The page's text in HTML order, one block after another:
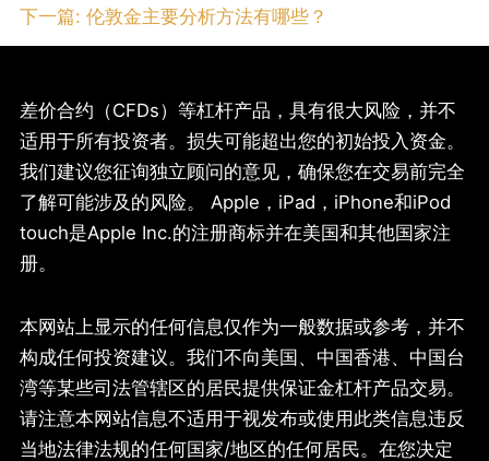
下一篇: 伦敦金主要分析方法有哪些？
差价合约（CFDs）等杠杆产品，具有很大风险，并不
适用于所有投资者。损失可能超出您的初始投入资金。
我们建议您征询独立顾问的意见，确保您在交易前完全
了解可能涉及的风险。 Apple，iPad，iPhone和iPod
touch是Apple Inc.的注册商标并在美国和其他国家注
册。
本网站上显示的任何信息仅作为一般数据或参考，并不
构成任何投资建议。我们不向美国、中国香港、中国台
湾等某些司法管辖区的居民提供保证金杠杆产品交易。
请注意本网站信息不适用于视发布或使用此类信息违反
当地法律法规的任何国家/地区的任何居民。在您决定